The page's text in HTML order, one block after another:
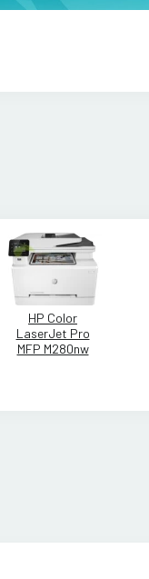
HP Color
LaserJet Pro
MFP M280nw